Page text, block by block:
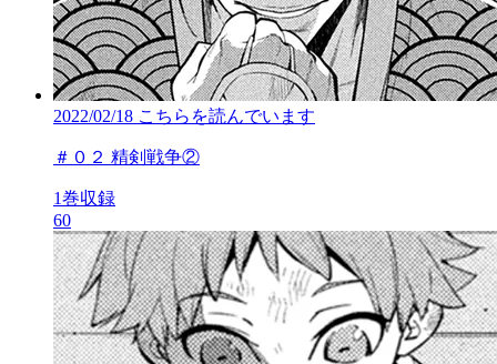
2022/02/18 こちらを読んでいます
＃０２ 精剣戦争②
1巻収録
60